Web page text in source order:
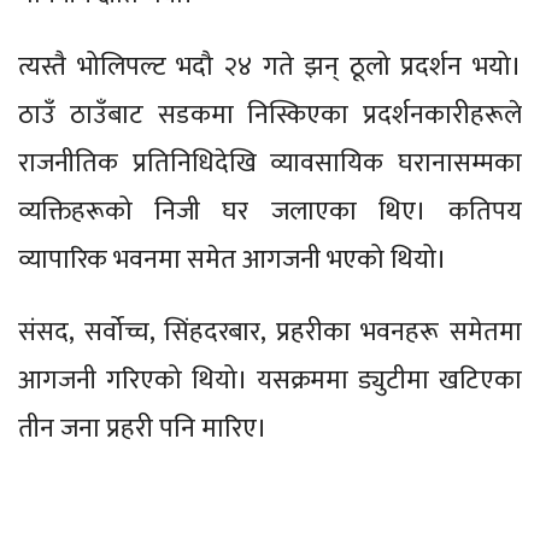
त्यस्तै भोलिपल्ट भदौ २४ गते झन् ठूलो प्रदर्शन भयो।
ठाउँ ठाउँबाट सडकमा निस्किएका प्रदर्शनकारीहरूले
राजनीतिक प्रतिनिधिदेखि व्यावसायिक घरानासम्मका
व्यक्तिहरूको निजी घर जलाएका थिए। कतिपय
व्यापारिक भवनमा समेत आगजनी भएको थियो।
संसद, सर्वोच्च, सिंहदरबार, प्रहरीका भवनहरू समेतमा
आगजनी गरिएको थियो। यसक्रममा ड्युटीमा खटिएका
तीन जना प्रहरी पनि मारिए।